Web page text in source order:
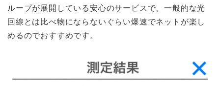
ループが展開している安心のサービスで、一般的な光
回線とは比べ物にならないぐらい爆速でネットが楽し
めるのでおすすめです。